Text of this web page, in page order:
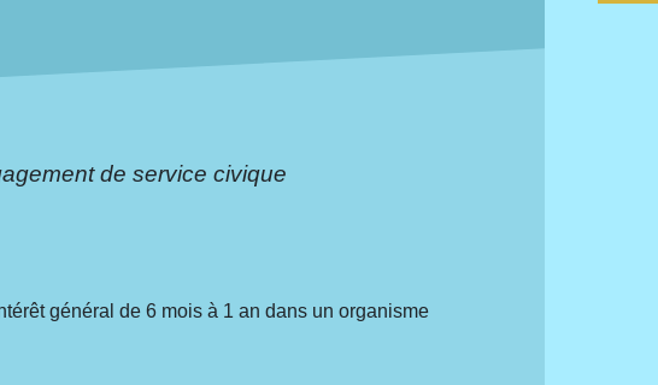
de service civique
général de 6 mois à 1 an dans un organisme